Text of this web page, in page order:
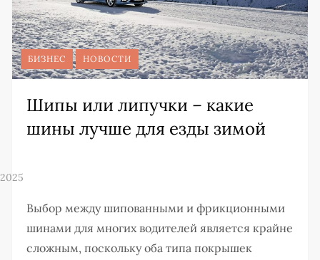
БИЗНЕС НОВОСТИ
Шипы или липучки – какие
шины лучше для езды зимой
Выбор между шипованными и фрикционными
шинами для многих водителей является крайне
сложным, поскольку оба типа покрышек